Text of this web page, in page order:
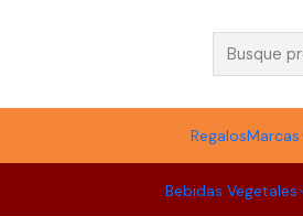
RegalosMarcas
Bebidas Vegetales